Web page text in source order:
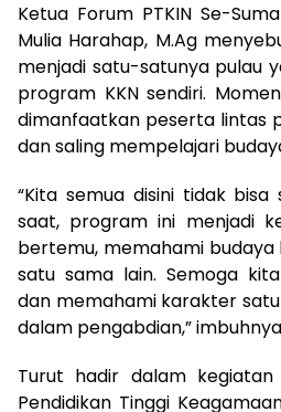
Ketua Forum PTKIN Se-
Mulia Harahap, M.Ag
menjadi satu-satunya pulau
program KKN sendiri.
dimanfaatkan peserta lintas
dan saling mempelajari
“Kita semua disini tidak
saat, program ini menjadi
bertemu, memahami
satu sama lain. Semoga
dan memahami karakter
dalam pengabdian,”
Turut hadir dalam
Pendidikan Tinggi